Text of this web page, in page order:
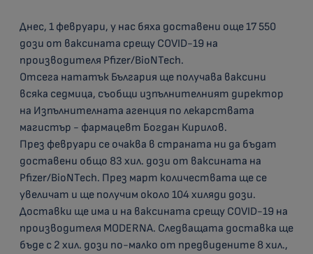
Днес, 1 февруари, у нас бяха доставени още 17 550
дози от ваксината срещу COVID-19 на
производителя Pfizer/BioNTech.
Отсега нататък България ще получава ваксини
всяка седмица, съобщи изпълнителният директор
на Изпълнителната агенция по лекарствата
магистър - фармацевт Богдан Кирилов.
През февруари се очаква в страната ни да бъдат
доставени общо 83 хил. дози от ваксината на
Pfizer/BioNTech. През март количествата ще се
увеличат и ще получим около 104 хиляди дози.
Доставки ще има и на ваксината срещу COVID-19 на
производителя MODERNA. Следващата доставка ще
бъде с 2 хил. дози по-малко от предвидените 8 хил.,